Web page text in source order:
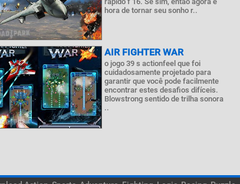
hora de tornar seu sonho r..
AIR FIGHTER WAR
o jogo 39 s actionfeel que foi
cuidadosamente projetado para
garantir que você pode facilmente
encontrar estes desafios difíceis.
Blowstrong sentido de trilha sonora
..